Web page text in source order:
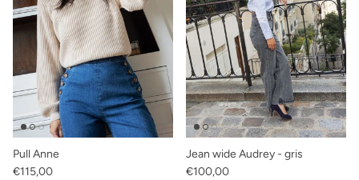
Pull Anne
Prix habituel
€115,00
Jean wide Audrey - gris
Prix habituel
€100,00